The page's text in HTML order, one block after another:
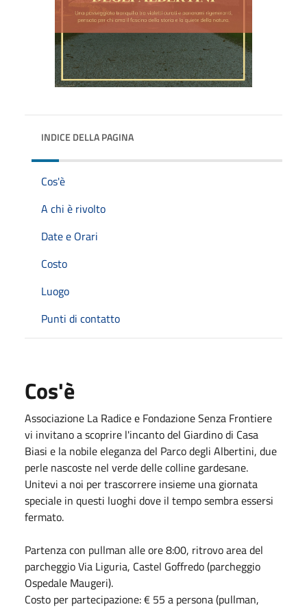
INDICE DELLA PAGINA
Cos'è
A chi è rivolto
Date e Orari
Costo
Luogo
Punti di contatto
Cos'è
Associazione La Radice e Fondazione Senza Frontiere
vi invitano a scoprire l'incanto del Giardino di Casa
Biasi e la nobile eleganza del Parco degli Albertini, due
perle nascoste nel verde delle colline gardesane.
Unitevi a noi per trascorrere insieme una giornata
speciale in questi luoghi dove il tempo sembra essersi
fermato.
Partenza con pullman alle ore 8:00, ritrovo area del
parcheggio Via Liguria, Castel Goffredo (parcheggio
Ospedale Maugeri).
Costo per partecipazione: € 55 a persona (pullman,